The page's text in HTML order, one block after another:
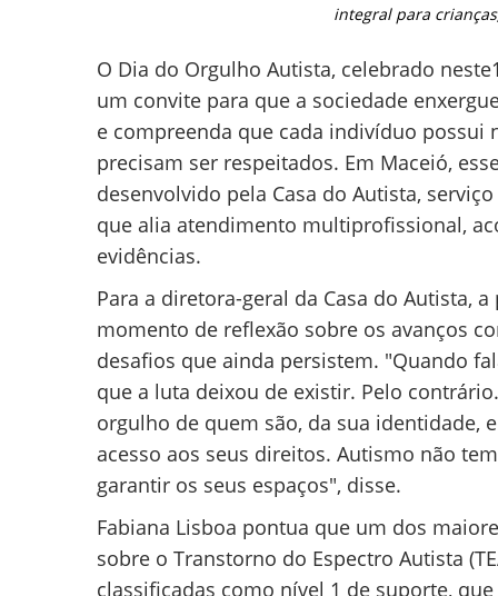
integral para
O Dia do Orgulho Autista, celebrado
um convite para que a sociedade
e compreenda que cada indivíduo possui
precisam ser respeitados. Em Maceió,
desenvolvido pela Casa do Autista,
que alia atendimento multiprofissional,
evidências.
Para a diretora-geral da Casa do Autista,
momento de reflexão sobre os avanços
desafios que ainda persistem. "Quando
que a luta deixou de existir. Pelo
orgulho de quem são, da sua identidade,
acesso aos seus direitos. Autismo não
garantir os seus espaços", disse.
Fabiana Lisboa pontua que um dos
sobre o Transtorno do Espectro Autista
classificadas como nível 1 de suporte,